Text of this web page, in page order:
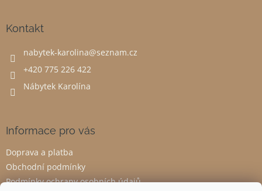
Kontakt
nabytek-karolina@seznam.cz
+420 775 226 422
Nábytek Karolína
Informace pro vás
Doprava a platba
Obchodní podmínky
Podmínky ochrany osobních údajů